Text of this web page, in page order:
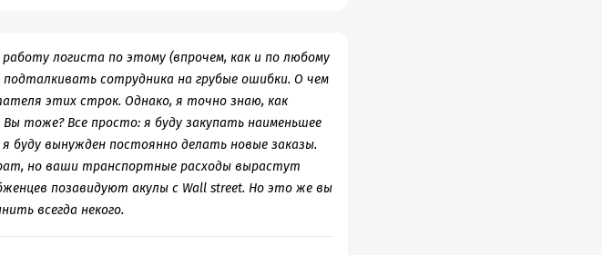
логиста по этому (впрочем, как и по любому
сотрудника на грубые ошибки. О чем
этих строк. Однако, я точно знаю, как
тоже? Все просто: я буду закупать наименьшее
буду вынужден постоянно делать новые заказы.
но ваши транспортные расходы вырастут
позавидуют акулы с Wall street. Но это же вы
всегда некого.